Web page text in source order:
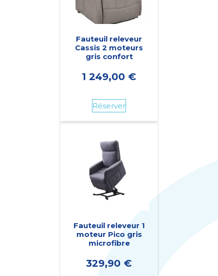
Fauteuil releveur
Cassis 2 moteurs
gris confort
1 249,00 €
Réserver
Fauteuil releveur 1
moteur Pico gris
microfibre
329,90 €